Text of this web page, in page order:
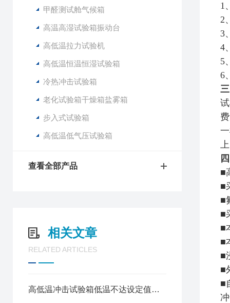
甲醛测试舱气候箱
高温高湿试验箱振动台
高低温拉力试验机
高低温恒温恒湿试验箱
冷热冲击试验箱
老化试验箱干燥箱盐雾箱
步入式试验箱
高低温低气压试验箱
查看全部产品
相关文章
RELATED ARTICLES
高低温冲击试验箱低温不达设定值的原因
1
2
3
4
5
6
■
■
■
■
■
■
■
■
■